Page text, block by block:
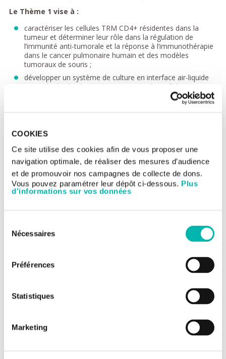
COOKIES
Ce site utilise des cookies afin de vous proposer une
navigation optimale, de réaliser des mesures d’audience
et de promouvoir nos campagnes de collecte de dons.
Vous pouvez paramétrer leur dépôt ci-dessous. Plus
d'informations sur vos données
Nécessaires
Préférences
Statistiques
Marketing
Le Thème 1 vise à :
caractériser les cellules TRM CD4+ résidentes dans la
tumeur et déterminer leur rôle dans la régulation de
l’immunité anti-tumorale et la réponse à l’immunothérapie
dans le cancer pulmonaire humain et des modèles
tumoraux de souris ;
développer un système de culture en interface air-liquide
(ALI) afin étudier les interactions entre les cellules
tumorales bronchiques et les cellules immunitaires, en
particulier les CTL, et leurs conséquences sur les deux
d’une réponse aux anti-PD-1 en examinant l’implication des
TRM, la machinerie de présentation de l’antigène (APM) et
les néoepitopes tumoraux;
étudier le rôle de la neuropiline (Nrp)-1 dans la régulation
de la fonctionnalité des lymphocytes T effecteurs CD4+ et
la réponse immunitaire anti-tumorale et
dans des modèles pré-cliniques de souris humanisées. Ce
dernier axe de recherche a fait l’objet de la création d’une
▶ Immunité T CD8 et immunothérapie du cancer du poumon
poursuivre l’élucidation du rôle du stress hypoxique dans
l’immunosuppression et la résistance tumorale au système
fonctionnalité des CTL et l’induction de la tolérance.
Comment le stress hypoxique interfère avec la réparation
de l’ADN et induirait une immunogénicité tumorale sont